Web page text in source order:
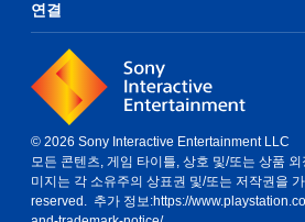
연결
© 2026 Sony Interactive Entertainment LLC
모든 콘텐츠, 게임 타이틀, 상호 및/또는 상품 외
미지는 각 소유주의 상표권 및/또는 저작권을
reserved. 추가 정보:https://